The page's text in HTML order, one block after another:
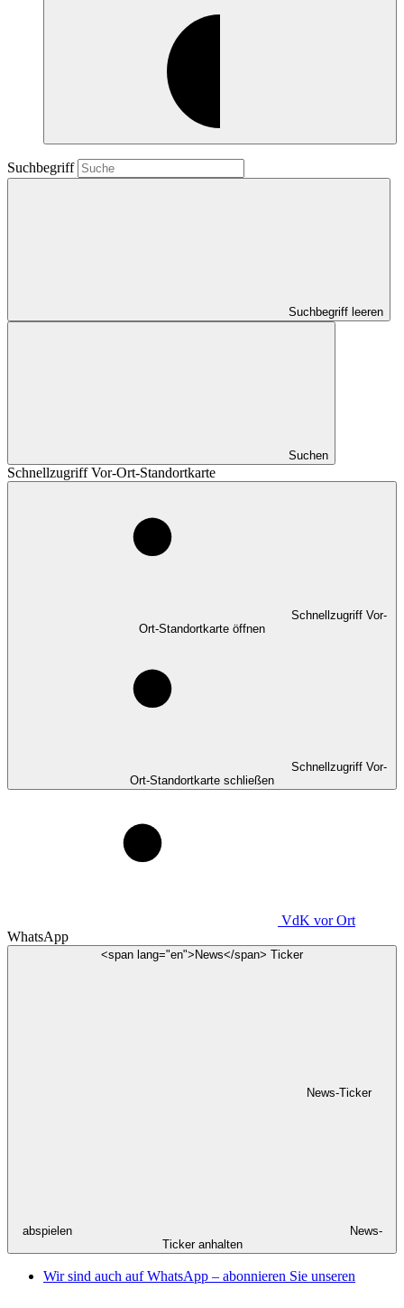
Suchbegriff
Suchbegriff leeren
Suchen
Schnellzugriff Vor-Ort-Standortkarte
Schnellzugriff Vor-
Ort-Standortkarte öffnen
Schnellzugriff Vor-
Ort-Standortkarte schließen
VdK vor Ort
WhatsApp
<span lang="en">News</span> Ticker
News-Ticker
abspielen
News-
Ticker anhalten
Wir sind auch auf WhatsApp – abonnieren Sie unseren